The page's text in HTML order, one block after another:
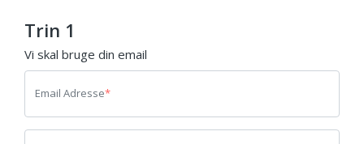
Trin 1
Vi skal bruge din email
Email Adresse*